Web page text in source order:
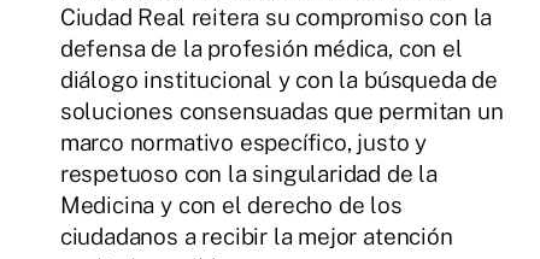
Ciudad Real reitera su compromiso con la
defensa de la profesión médica, con el
diálogo institucional y con la búsqueda de
soluciones consensuadas que permitan un
marco normativo específico, justo y
respetuoso con la singularidad de la
Medicina y con el derecho de los
ciudadanos a recibir la mejor atención